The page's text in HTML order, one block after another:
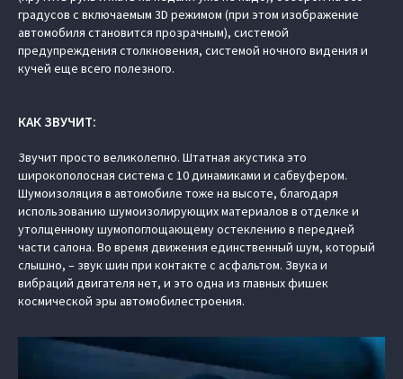
градусов с включаемым 3D режимом (при этом изображение
автомобиля становится прозрачным), системой
предупреждения столкновения, системой ночного видения и
кучей еще всего полезного.
КАК ЗВУЧИТ:
Звучит просто великолепно. Штатная акустика это
широкополосная система с 10 динамиками и сабвуфером.
Шумоизоляция в автомобиле тоже на высоте, благодаря
использованию шумоизолирующих материалов в отделке и
утолщенному шумопоглощающему остеклению в передней
части салона. Во время движения единственный шум, который
слышно, – звук шин при контакте с асфальтом. Звука и
вибраций двигателя нет, и это одна из главных фишек
космической эры автомобилестроения.